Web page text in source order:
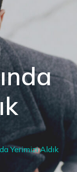
Yerimizi Aldık